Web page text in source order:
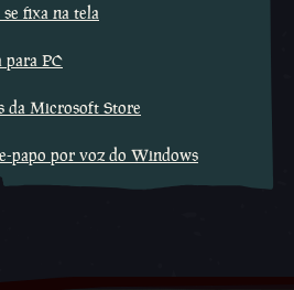
fixa na tela
para PC
da Microsoft Store
papo por voz do Windows